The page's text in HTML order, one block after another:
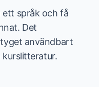
ett språk och få
Det
användbart